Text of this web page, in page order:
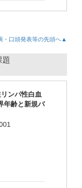
・口頭発表等の先頭へ▲
題
ンパ性白血
年齢と新規バ